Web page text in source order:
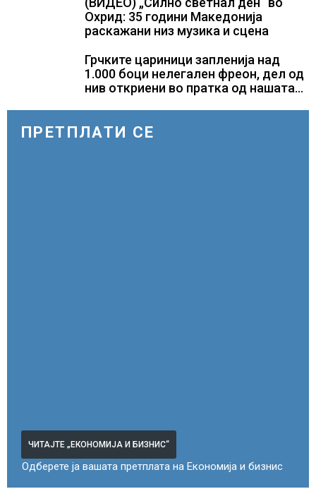
Охрид: 35 години Македонија
раскажани низ музика и сцена
Грчките цариници запленија над
1.000 боци нелегален фреон, дел од
нив откриени во пратка од нашата
ПРЕТПЛАТИ СЕ
ЧИТАЈТЕ „ЕКОНОМИЈА И БИЗНИС“
Одберете ја вашата претплата на Економија и бизнис